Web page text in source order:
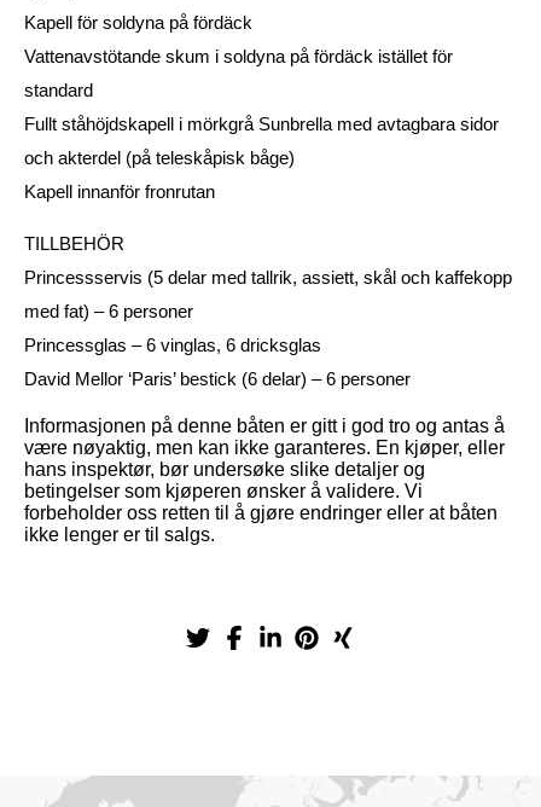
Kapell för soldyna på fördäck
Vattenavstötande skum i soldyna på fördäck istället för
standard
Fullt ståhöjdskapell i mörkgrå Sunbrella med avtagbara sidor
och akterdel (på teleskåpisk båge)
Kapell innanför fronrutan
TILLBEHÖR
Princessservis (5 delar med tallrik, assiett, skål och kaffekopp
med fat) – 6 personer
Princessglas – 6 vinglas, 6 dricksglas
David Mellor ‘Paris’ bestick (6 delar) – 6 personer
Informasjonen på denne båten er gitt i god tro og antas å
være nøyaktig, men kan ikke garanteres. En kjøper, eller
hans inspektør, bør undersøke slike detaljer og
betingelser som kjøperen ønsker å validere. Vi
forbeholder oss retten til å gjøre endringer eller at båten
ikke lenger er til salgs.